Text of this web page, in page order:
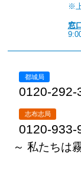
※
窓
都城局
0120-292-
志布志局
0120-933-
～ 私たちは